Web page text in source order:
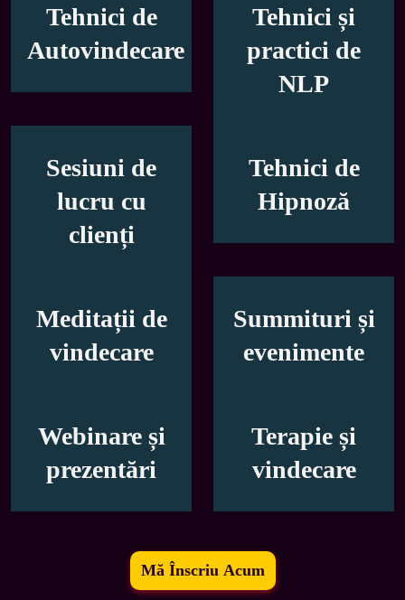
Tehnici de
Autovindecare
Tehnici și
practici de
NLP
Sesiuni de
lucru cu
clienți
Tehnici de
Hipnoză
Meditații de
vindecare
Summituri și
evenimente
Webinare și
prezentări
Terapie și
vindecare
Mă Înscriu Acum